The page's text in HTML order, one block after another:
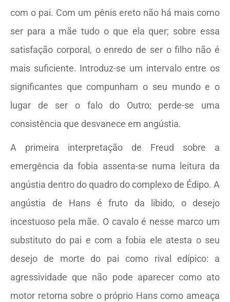
com o pai. Com um pênis ereto não há mais como
ser para a mãe tudo o que ela quer; sobre essa
satisfação corporal, o enredo de ser o filho não é
mais suficiente. Introduz-se um intervalo entre os
significantes que compunham o seu mundo e o
lugar de ser o falo do Outro; perde-se uma
consistência que desvanece em angústia.
A primeira interpretação de Freud sobre a
emergência da fobia assenta-se numa leitura da
angústia dentro do quadro do complexo de Édipo. A
angústia de Hans é fruto da libido, o desejo
incestuoso pela mãe. O cavalo é nesse marco um
substituto do pai e com a fobia ele atesta o seu
desejo de morte do pai como rival edípico: a
agressividade que não pode aparecer como ato
motor retorna sobre o próprio Hans como ameaça